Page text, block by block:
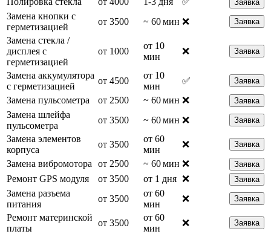
Заявка
Замена кнопки с
герметизацией
от 3500 ~ 60 мин ❌ Заявка
Замена стекла /
дисплея с
герметизацией
от 1000
от 10
мин
❌ Заявка
Замена аккумулятора
с герметизацией
от 4500
от 10
мин
✅ Заявка
Замена пульсометра от 2500 ~ 60 мин ❌ Заявка
Замена шлейфа
пульсометра
от 3500 ~ 60 мин ❌ Заявка
Замена элементов
корпуса
от 3500
от 60
мин
❌ Заявка
Замена вибромотора от 2500 ~ 60 мин ❌ Заявка
Ремонт GPS модуля от 3500 от 1 дня ❌ Заявка
Замена разъема
питания
от 3500
от 60
мин
❌ Заявка
Ремонт материнской
платы
от 3500
от 60
мин
❌ Заявка